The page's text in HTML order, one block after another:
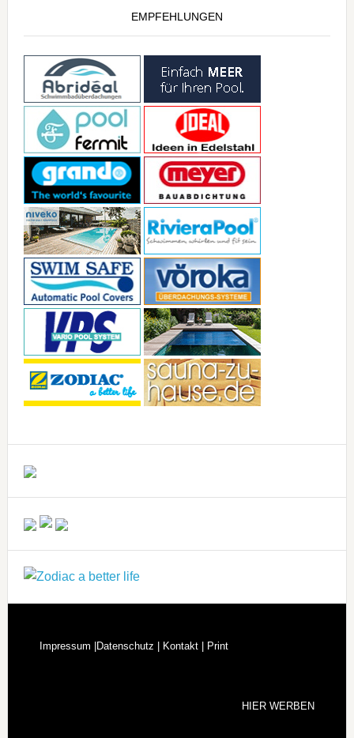
EMPFEHLUNGEN
Impressum | Datenschutz | Kontakt | Print
HIER WERBEN